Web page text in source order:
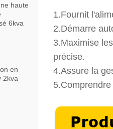
1.Fournit
2.Démarre
3.Maximise
précise.
4.Assure la
5.
haute
6kva
en
2kva